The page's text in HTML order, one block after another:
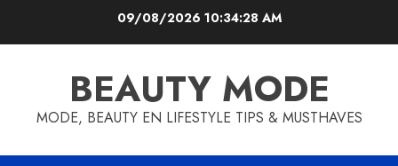
09/08/2026 10:34:29 AM
BEAUTY MODE
MODE, BEAUTY EN LIFESTYLE TIPS & MUSTHAVES